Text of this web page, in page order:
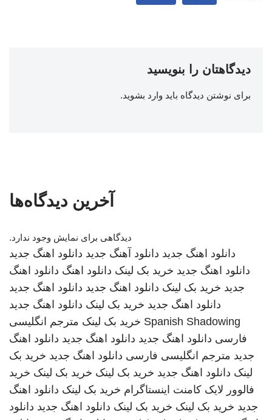
دیدگاهتان را بنویسید
برای نوشتن دیدگاه باید وارد بشوید.
آخرین دیدگاه‌ها
دیدگاهی برای نمایش وجود ندارد.
دانلود اهنگ جدید دانلود آهنگ جدید دانلود اهنگ جدید
دانلود اهنگ جدید خرید بک لینک دانلود اهنگ دانلود اهنگ
جدید خرید بک لینک دانلود اهنگ جدید دانلود اهنگ جدید
دانلود اهنگ جدید خرید بک لینک دانلود اهنگ جدید
Spanish Shadowing خرید بک لینک مترجم انگلیسی
فارسی دانلود اهنگ جدید دانلود اهنگ جدید دانلود اهنگ
جدید مترجم انگلیسی فارسی دانلود اهنگ جدید خرید بک
لینک دانلود اهنگ جدید خرید بک لینک خرید بک لینک خرید
فالوور لایک کامنت اینستاگرام خرید بک لینک دانلود اهنگ
جدید خرید بک لینک خرید بک لینک دانلود اهنگ جدید دانلود